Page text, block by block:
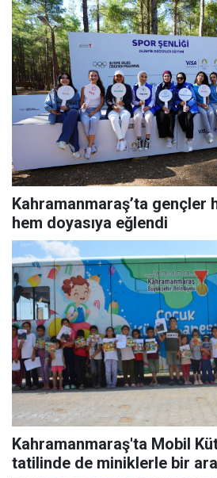
Kahramanmaraş’ta gençler
hem doyasıya eğlendi
Kahramanmaraş'ta Mobil
tatilinde de miniklerle bir